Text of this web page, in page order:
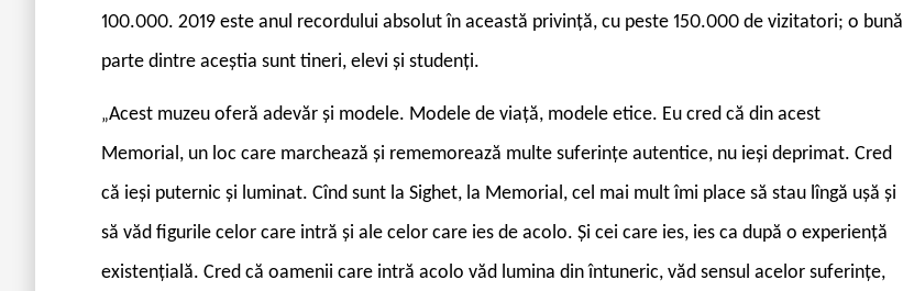
100.000. 2019 este anul recordului absolut în această privință, cu peste 150.000 de vizitatori; o bună
parte dintre aceștia sunt tineri, elevi și studenți.
„Acest muzeu oferă adevăr și modele. Modele de viață, modele etice. Eu cred că din acest
Memorial, un loc care marchează și rememorează multe suferințe autentice, nu ieși deprimat. Cred
că ieși puternic și luminat. Cînd sunt la Sighet, la Memorial, cel mai mult îmi place să stau lîngă ușă și
să văd figurile celor care intră și ale celor care ies de acolo. Și cei care ies, ies ca după o experiență
existențială. Cred că oamenii care intră acolo văd lumina din întuneric, văd sensul acelor suferințe,